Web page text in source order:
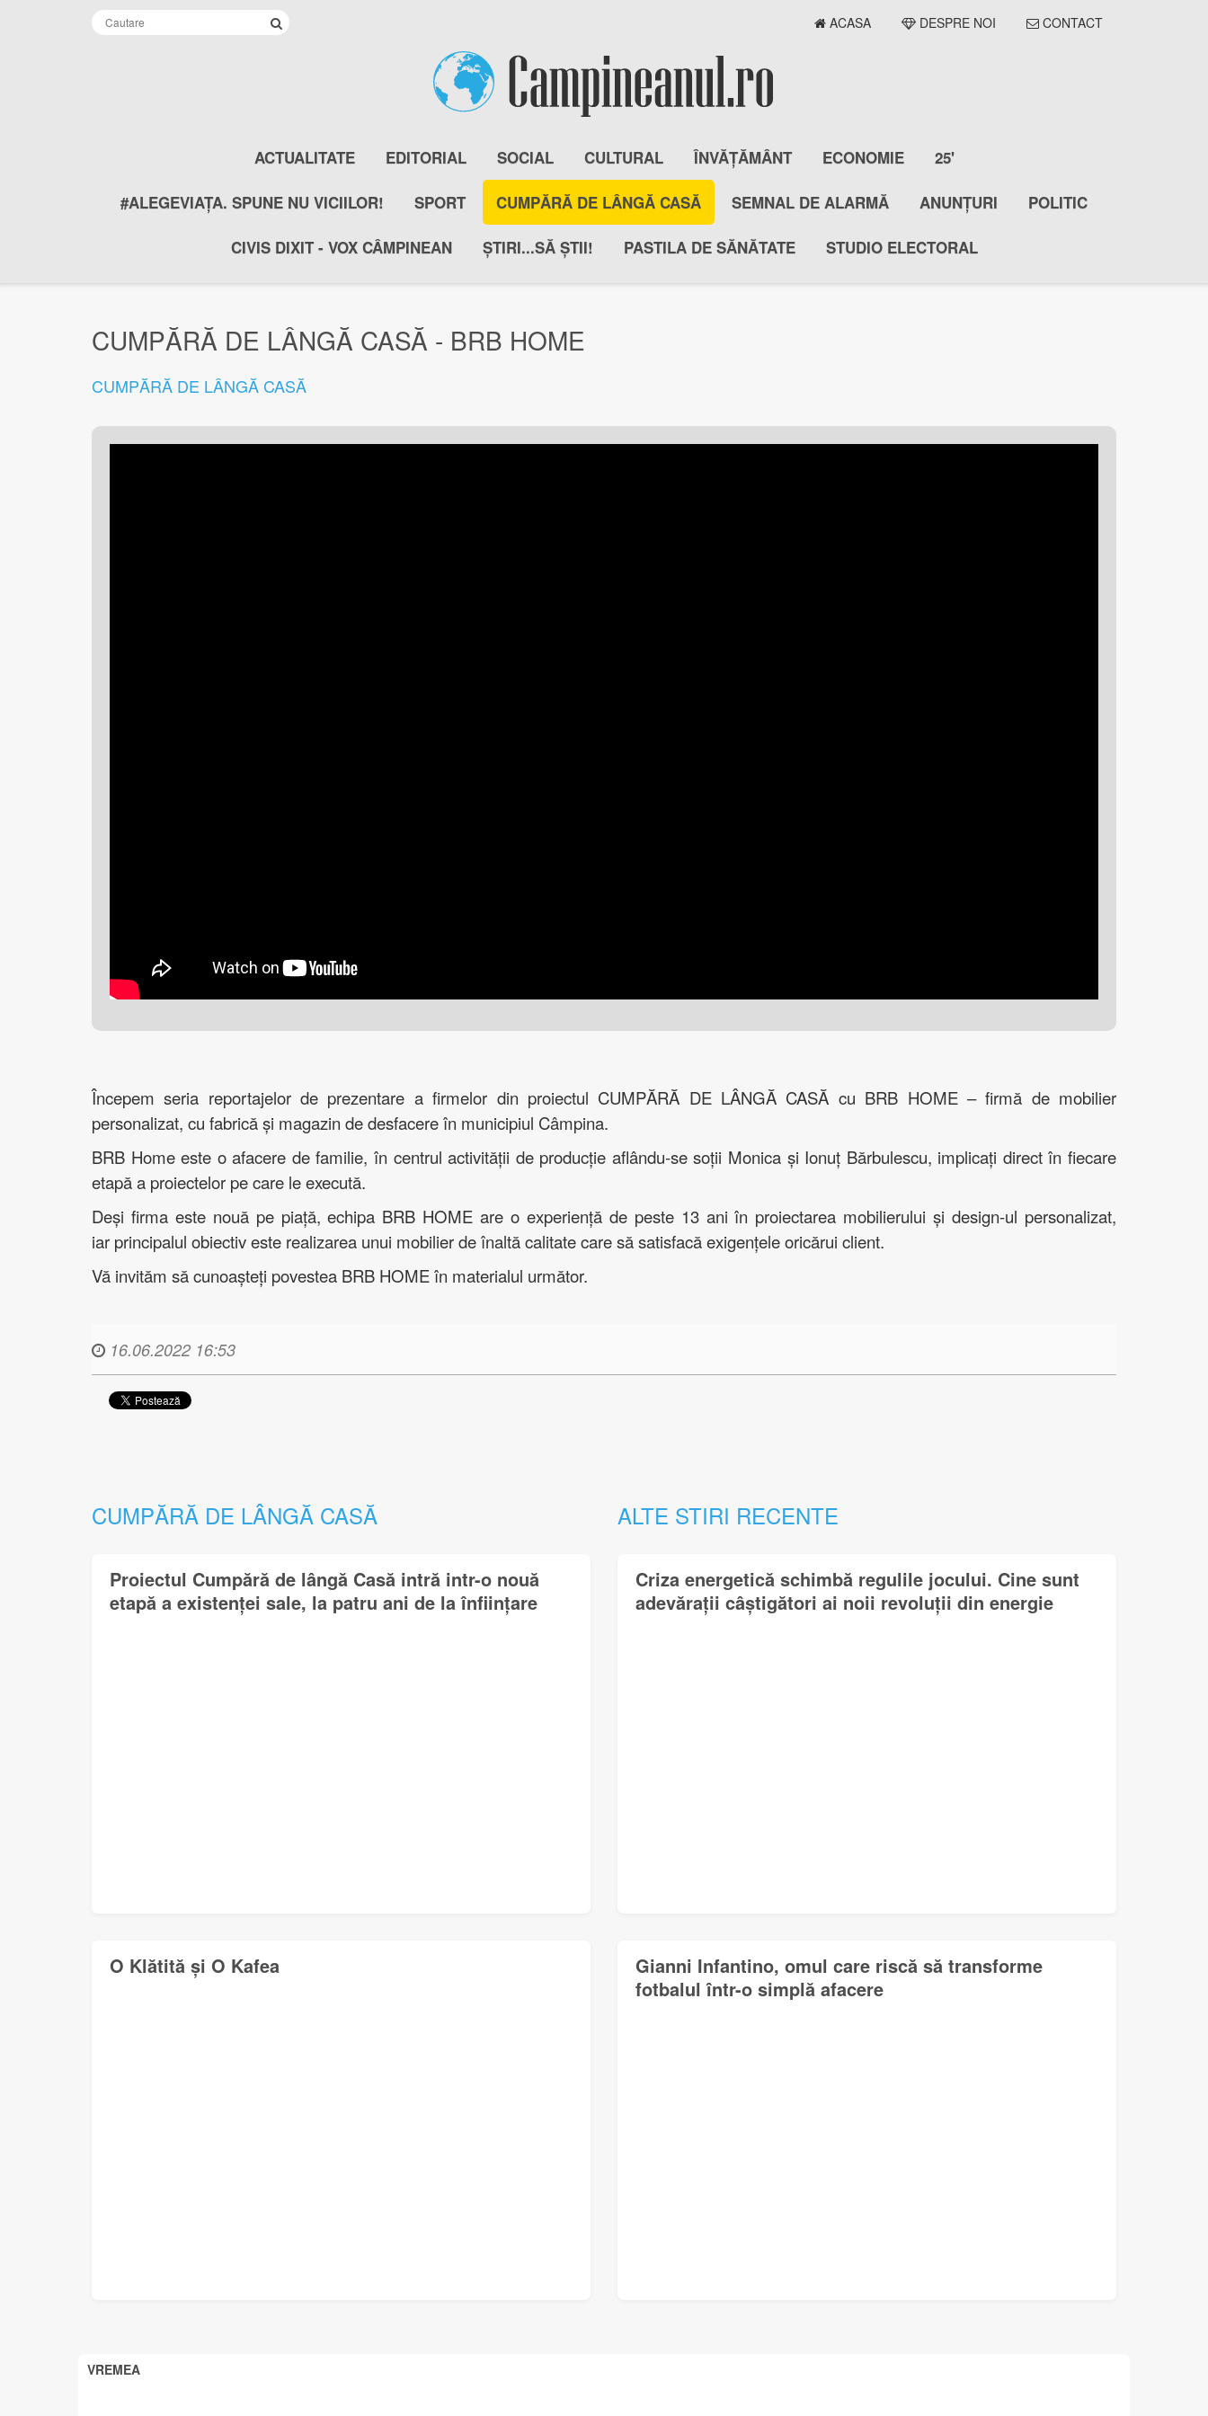
ACASA DESPRE NOI CONTACT
ACTUALITATE EDITORIAL SOCIAL CULTURAL ÎNVĂȚĂMÂNT ECONOMIE 25'
#ALEGEVIAȚA. SPUNE NU VICIILOR! SPORT CUMPĂRĂ DE LÂNGĂ CASĂ SEMNAL DE ALARMĂ ANUNȚURI POLITIC
CIVIS DIXIT - VOX CÂMPINEAN ȘTIRI...SĂ ȘTII! PASTILA DE SĂNĂTATE STUDIO ELECTORAL
CUMPĂRĂ DE LÂNGĂ CASĂ - BRB HOME
CUMPĂRĂ DE LÂNGĂ CASĂ
Începem seria reportajelor de prezentare a firmelor din proiectul CUMPĂRĂ DE LÂNGĂ CASĂ cu BRB HOME – firmă de mobilier
personalizat, cu fabrică și magazin de desfacere în municipiul Câmpina.
BRB Home este o afacere de familie, în centrul activității de producție aflându-se soții Monica și Ionuț Bărbulescu, implicați direct în fiecare
etapă a proiectelor pe care le execută.
Deși firma este nouă pe piață, echipa BRB HOME are o experiență de peste 13 ani în proiectarea mobilierului și design-ul personalizat,
iar principalul obiectiv este realizarea unui mobilier de înaltă calitate care să satisfacă exigențele oricărui client.
Vă invităm să cunoașteți povestea BRB HOME în materialul următor.
16.06.2022 16:53
CUMPĂRĂ DE LÂNGĂ CASĂ
Proiectul Cumpără de lângă Casă intră intr-o nouă
etapă a existenței sale, la patru ani de la înființare
O Klătită și O Kafea
ALTE STIRI RECENTE
Criza energetică schimbă regulile jocului. Cine sunt
adevărații câștigători ai noii revoluții din energie
Gianni Infantino, omul care riscă să transforme
fotbalul într-o simplă afacere
VREMEA